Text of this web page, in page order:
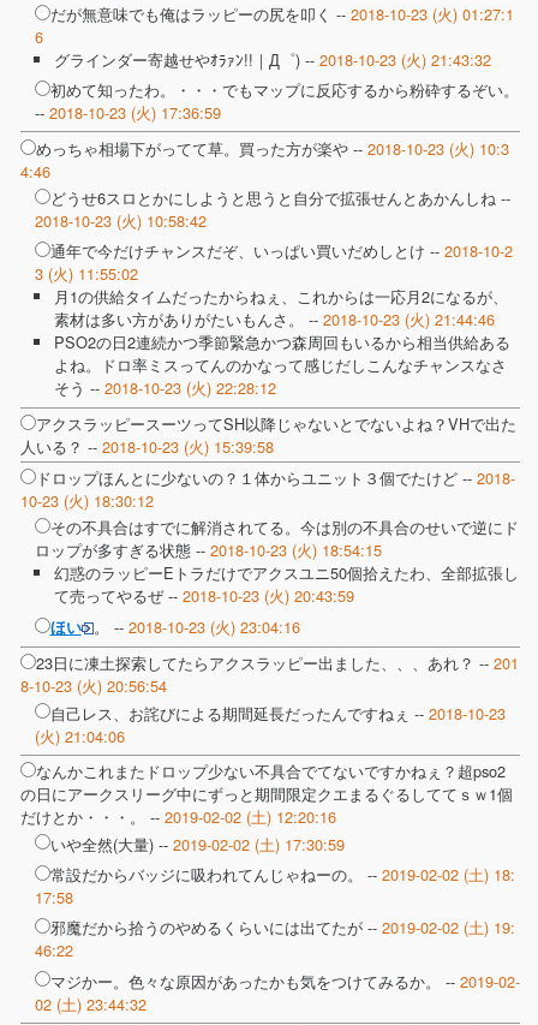
だが無意味でも俺はラッピーの尻を叩く -- 2018-10-23 (火) 01:27:1
6
グラインダー寄越せやｵﾗｧﾝ!!｜Д゜) -- 2018-10-23 (火) 21:43:32
初めて知ったわ。・・・でもマップに反応するから粉砕するぞい。
-- 2018-10-23 (火) 17:36:59
めっちゃ相場下がってて草。買った方が楽や -- 2018-10-23 (火) 10:3
4:46
どうせ6スロとかにしようと思うと自分で拡張せんとあかんしね --
2018-10-23 (火) 10:58:42
通年で今だけチャンスだぞ、いっぱい買いだめしとけ -- 2018-10-2
3 (火) 11:55:02
月1の供給タイムだったからねぇ、これからは一応月2になるが、
素材は多い方がありがたいもんさ。 -- 2018-10-23 (火) 21:44:46
PSO2の日2連続かつ季節緊急かつ森周回もいるから相当供給ある
よね。ドロ率ミスってんのかなって感じだしこんなチャンスなさ
そう -- 2018-10-23 (火) 22:28:12
アクスラッピースーツってSH以降じゃないとでないよね？VHで出た
人いる？ -- 2018-10-23 (火) 15:39:58
ドロップほんとに少ないの？１体からユニット３個でたけど -- 2018-
10-23 (火) 18:30:12
その不具合はすでに解消されてる。今は別の不具合のせいで逆にド
ロップが多すぎる状態 -- 2018-10-23 (火) 18:54:15
幻惑のラッピーEトラだけでアクスユニ50個拾えたわ、全部拡張し
て売ってやるぜ -- 2018-10-23 (火) 20:43:59
ほい 。 -- 2018-10-23 (火) 23:04:16
23日に凍土探索してたらアクスラッピー出ました、、、あれ？ -- 201
8-10-23 (火) 20:56:54
自己レス、お詫びによる期間延長だったんですねぇ -- 2018-10-23
(火) 21:04:06
なんかこれまたドロップ少ない不具合でてないですかねぇ？超pso2
の日にアークスリーグ中にずっと期間限定クエまるぐるしててｓｗ1個
だけとか・・・。 -- 2019-02-02 (土) 12:20:16
いや全然(大量) -- 2019-02-02 (土) 17:30:59
常設だからバッジに吸われてんじゃねーの。 -- 2019-02-02 (土) 18:
17:58
邪魔だから拾うのやめるくらいには出てたが -- 2019-02-02 (土) 19:
46:22
マジかー。色々な原因があったかも気をつけてみるか。 -- 2019-02-
02 (土) 23:44:32